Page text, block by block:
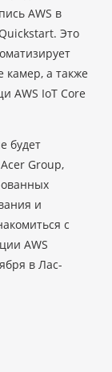
AWS в
Это
камер, а также
AWS IoT Core
будет
Group,
и
с
AWS
в Лас-